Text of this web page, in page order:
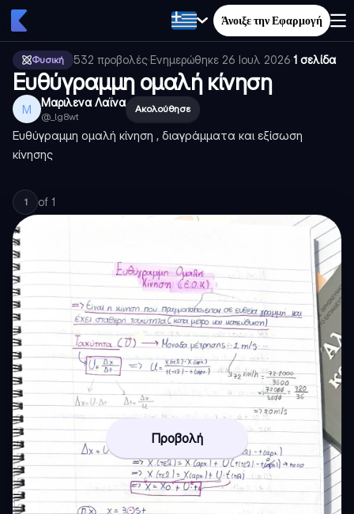
Άνοιξε την Εφαρμογή
Φυσική 532 προβολές·Ενημερώθηκε 26 Ιουλ 2026·1 σελίδα
Ευθύγραμμη ομαλή κίνηση
Μ Μαριλενα Λαϊνα
@ _lg8wt
Ακολούθησε
Ευθύγραμμη ομαλή κίνηση , διαγράμματα και εξίσωση
κίνησης
1 of 1
Προβολή